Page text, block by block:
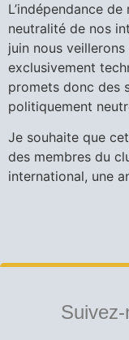
L’indépendance
neutralité de nos
juin nous
exclusivement
promets donc des
politiquement
Je souhaite que
des membres du
international, une